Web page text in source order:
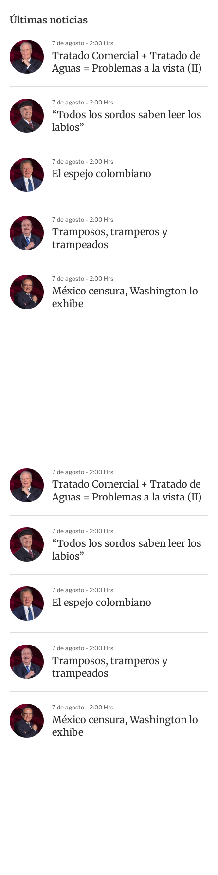
p
a
r
t
Últimas noticias
7 de agosto - 2:00 Hrs
Tratado Comercial + Tratado de
Aguas = Problemas a la vista (II)
7 de agosto - 2:00 Hrs
“Todos los sordos saben leer los
labios”
7 de agosto - 2:00 Hrs
El espejo colombiano
7 de agosto - 2:00 Hrs
Tramposos, tramperos y
trampeados
7 de agosto - 2:00 Hrs
México censura, Washington lo
exhibe
7 de agosto - 2:00 Hrs
Tratado Comercial + Tratado de
Aguas = Problemas a la vista (II)
7 de agosto - 2:00 Hrs
“Todos los sordos saben leer los
labios”
7 de agosto - 2:00 Hrs
El espejo colombiano
7 de agosto - 2:00 Hrs
Tramposos, tramperos y
trampeados
7 de agosto - 2:00 Hrs
México censura, Washington lo
exhibe